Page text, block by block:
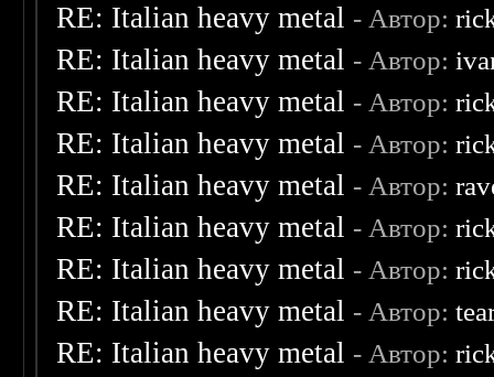
RE: Italian heavy metal - Автор:
RE: Italian heavy metal - Автор:
RE: Italian heavy metal - Автор:
RE: Italian heavy metal - Автор:
RE: Italian heavy metal - Автор:
RE: Italian heavy metal - Автор:
RE: Italian heavy metal - Автор:
RE: Italian heavy metal - Автор:
RE: Italian heavy metal - Автор: